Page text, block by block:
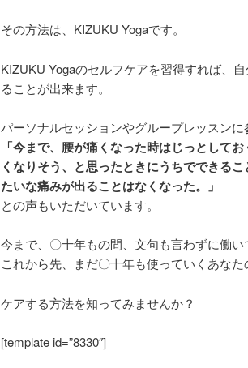
その方法は、KIZUKU Yogaです。
KIZUKU Yogaのセルフケアを習得すれば、
ることが出来ます。
パーソナルセッションやグループレッスンに
「今まで、腰が痛くなった時はじっとして
くなりそう、と思ったときにうちでできる
たいな痛みが出ることはなくなった。」
との声もいただいています。
今まで、〇十年もの間、文句も言わずに働い
これから先、まだ〇十年も使っていくあなた
ケアする方法を知ってみませんか？
[template id=”8330″]